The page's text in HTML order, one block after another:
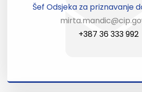
Šef Odsjeka za priznavanje
+387 36 333 992